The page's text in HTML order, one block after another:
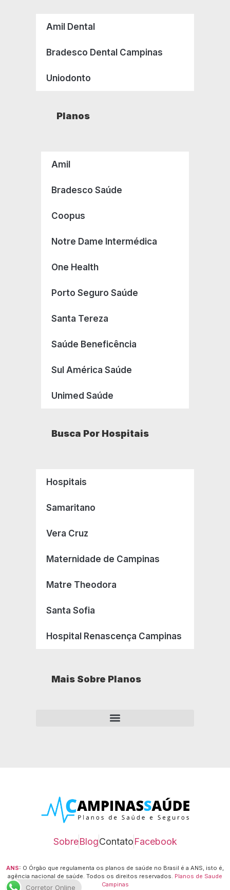
Amil Dental
Bradesco Dental Campinas
Uniodonto
Planos
Amil
Bradesco Saúde
Coopus
Notre Dame Intermédica
One Health
Porto Seguro Saúde
Santa Tereza
Saúde Beneficência
Sul América Saúde
Unimed Saúde
Busca Por Hospitais
Hospitais
Samaritano
Vera Cruz
Maternidade de Campinas
Matre Theodora
Santa Sofia
Hospital Renascença Campinas
Mais Sobre Planos
SobreBlogContatoFacebook
ANS: O Órgão que regulamenta os planos de saúde no Brasil é a ANS, isto é,
agência nacional de saúde. Todos os direitos reservados. Planos de Saude
Campinas
Corretor Online